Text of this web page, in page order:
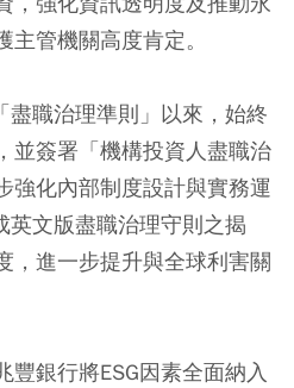
管機關高度肯定。
職治理準則」以來，始終
並簽署「機構投資人盡職治
強化內部制度設計與實務運
文版盡職治理守則之揭
，進一步提升與全球利害關
銀行將ESG因素全面納入